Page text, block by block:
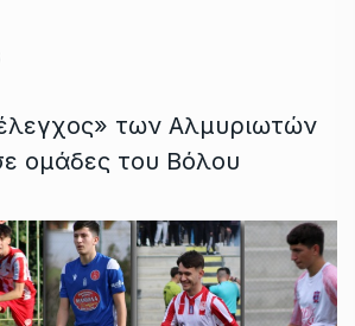
των Αλμυριωτών
ομάδες του Βόλου